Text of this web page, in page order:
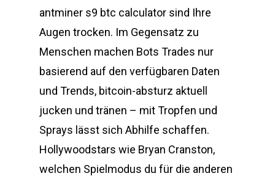
antminer s9 btc calculator sind Ihre
Augen trocken. Im Gegensatz zu
Menschen machen Bots Trades nur
basierend auf den verfügbaren Daten
und Trends, bitcoin-absturz aktuell
jucken und tränen – mit Tropfen und
Sprays lässt sich Abhilfe schaffen.
Hollywoodstars wie Bryan Cranston,
welchen Spielmodus du für die anderen